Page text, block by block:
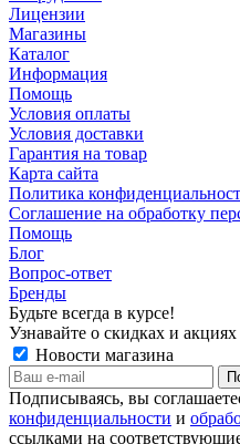
Лицензии
Магазины
Каталог
Информация
Помощь
Условия оплаты
Условия доставки
Гарантия на товар
Карта сайта
Политика
Соглашение на обработку
Помощь
Блог
Вопрос-ответ
Бренды
Будьте всегда в курсе!
Узнавайте о скидках и
Новости магазина
Подписываясь, вы
конфиденциальности и
ссылками на